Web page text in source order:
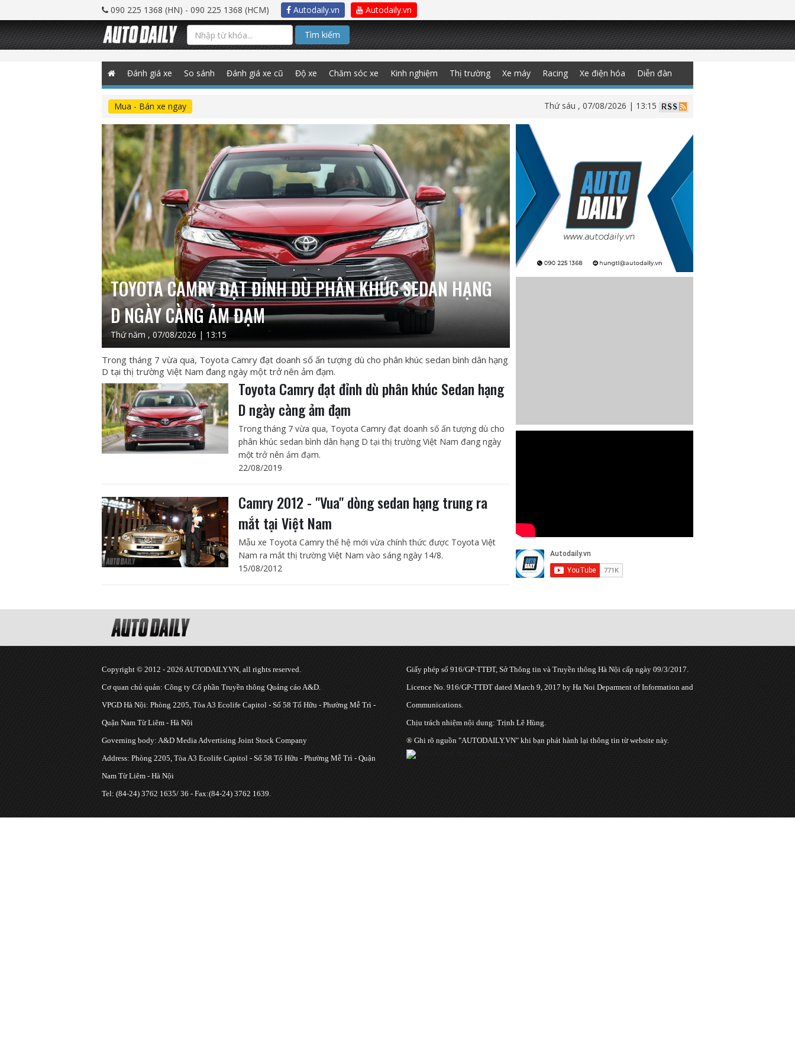
090 225 1368 (HN) - 090 225 1368 (HCM) Autodaily.vn Autodaily.vn
Tìm kiếm
Đánh giá xe So sánh Đánh giá xe cũ Độ xe Chăm sóc xe Kinh nghiệm Thị trường Xe máy Racing Xe điện hóa Diễn đàn
Mua - Bán xe ngay Thứ sáu , 07/08/2026 | 13:15
TOYOTA CAMRY ĐẠT ĐỈNH DÙ PHÂN KHÚC SEDAN HẠNG
D NGÀY CÀNG ẢM ĐẠM
Thứ năm , 07/08/2026 | 13:15
Trong tháng 7 vừa qua, Toyota Camry đạt doanh số ấn tượng dù cho phân khúc sedan bình dân hạng
D tại thị trường Việt Nam đang ngày một trở nên ảm đạm.
Toyota Camry đạt đỉnh dù phân khúc Sedan hạng
D ngày càng ảm đạm
Trong tháng 7 vừa qua, Toyota Camry đạt doanh số ấn tượng dù cho
phân khúc sedan bình dân hạng D tại thị trường Việt Nam đang ngày
một trở nên ảm đạm.
22/08/2019
Camry 2012 - "Vua" dòng sedan hạng trung ra
mắt tại Việt Nam
Mẫu xe Toyota Camry thế hệ mới vừa chính thức được Toyota Việt
Nam ra mắt thị trường Việt Nam vào sáng ngày 14/8.
15/08/2012
Copyright © 2012 - 2026 AUTODAILY.VN, all rights reserved.
Cơ quan chủ quản: Công ty Cổ phần Truyền thông Quảng cáo A&D.
VPGD Hà Nội: Phòng 2205, Tòa A3 Ecolife Capitol - Số 58 Tố Hữu - Phường Mễ Trì -
Quận Nam Từ Liêm - Hà Nội
Governing body: A&D Media Advertising Joint Stock Company
Address: Phòng 2205, Tòa A3 Ecolife Capitol - Số 58 Tố Hữu - Phường Mễ Trì - Quận
Nam Từ Liêm - Hà Nội
Tel: (84-24) 3762 1635/ 36 - Fax:(84-24) 3762 1639.
Giấy phép số 916/GP-TTĐT, Sở Thông tin và Truyền thông Hà Nội cấp ngày 09/3/2017.
Licence No. 916/GP-TTĐT dated March 9, 2017 by Ha Noi Deparment of Information and
Communications.
Chịu trách nhiệm nội dung: Trịnh Lê Hùng.
® Ghi rõ nguồn "AUTODAILY.VN" khi bạn phát hành lại thông tin từ website này.